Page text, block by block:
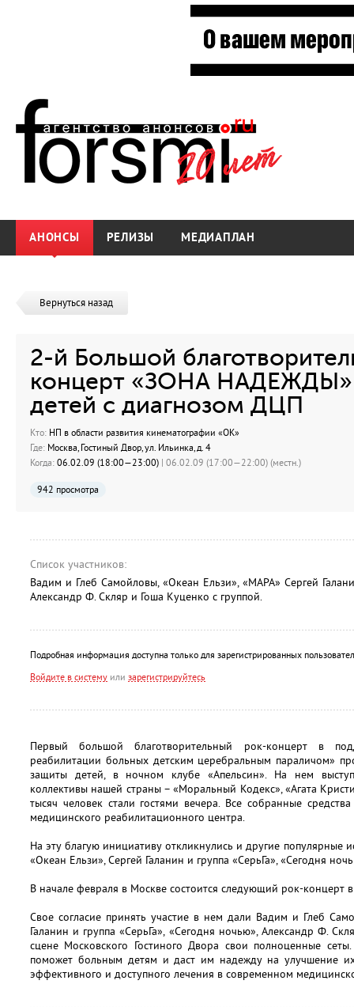
АНОНСЫ РЕЛИЗЫ МЕДИАПЛАН
Вернуться назад
2-й Большой
концерт «ЗОНА НАДЕЖДЫ»
детей с диагнозом ДЦП
Кто: НП в области развития кинематографии «ОК»
Где: Москва, Гостиный Двор, ул. Ильинка, д. 4
Когда: 06.02.09 (18:00—23:00) | 06.02.09 (17:00—22:00) (местн.)
942 просмотра
Список участников:
Вадим и Глеб Самойловы, «Океан Ельзи», «МАРА» Сергей
Александр Ф. Скляр и Гоша Куценко с группой.
Подробная информация доступна только для зарегистрированных
Войдите в систему или зарегистрируйтесь
Первый большой благотворительный рок-концерт в
реабилитации больных детским церебральным параличом»
защиты детей, в ночном клубе «Апельсин». На нем
коллективы нашей страны – «Моральный Кодекс», «Агата
тысяч человек стали гостями вечера. Все собранные
медицинского реабилитационного центра.
На эту благую инициативу откликнулись и другие популярные
«Океан Ельзи», Сергей Галанин и группа «СерьГа», «Сегодня
В начале февраля в Москве состоится следующий рок-концерт
Свое согласие принять участие в нем дали Вадим и Глеб
Галанин и группа «СерьГа», «Сегодня ночью», Александр Ф.
сцене Московского Гостиного Двора свои полноценные
поможет больным детям и даст им надежду на улучшение
эффективного и доступного лечения в современном